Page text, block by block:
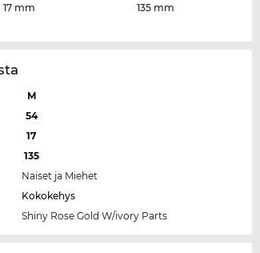
17 mm
135 mm
M
54
17
135
Naiset ja Miehet
Kokokehys
Shiny Rose Gold W/ivory Parts